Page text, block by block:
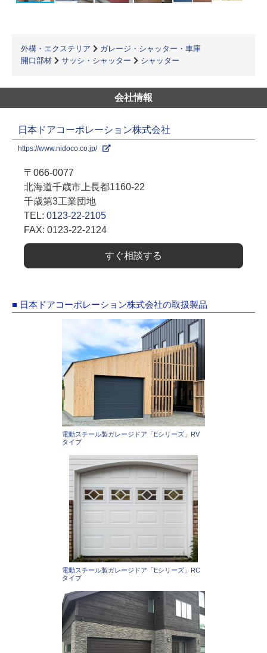
外構・エクステリア
ガレージ・シャッター・車庫
開口部材
サッシ・シャッター シャッター
会社情報
日本ドアコーポレーション株式会社
https://www.nidoco.co.jp/
〒066-0077
北海道千歳市上長都1160-22
千歳第3工業団地
TEL: 0123-22-2105
FAX: 0123-22-2124
すぐ相談する
■ 日本ドアコーポレーション株式会社の取扱製品
電動スチール製ガレージドア「Eシリーズ」RV
タイプ
電動スチール製ガレージドア「Eシリーズ」RC
タイプ